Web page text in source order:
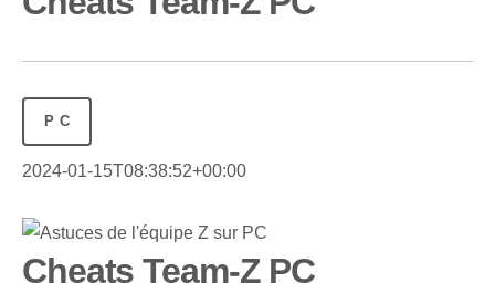
PC
2024-01-15T08:38:52+00:00
Cheats Team-Z PC